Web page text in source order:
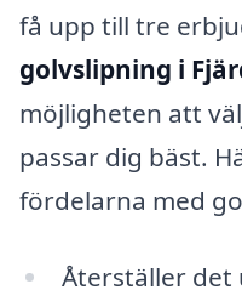
få upp till tre
golvslipning i
möjligheten att
passar dig bäst.
fördelarna med
Återställer det